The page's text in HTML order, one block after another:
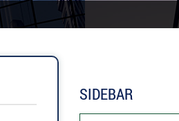
SIDEBAR